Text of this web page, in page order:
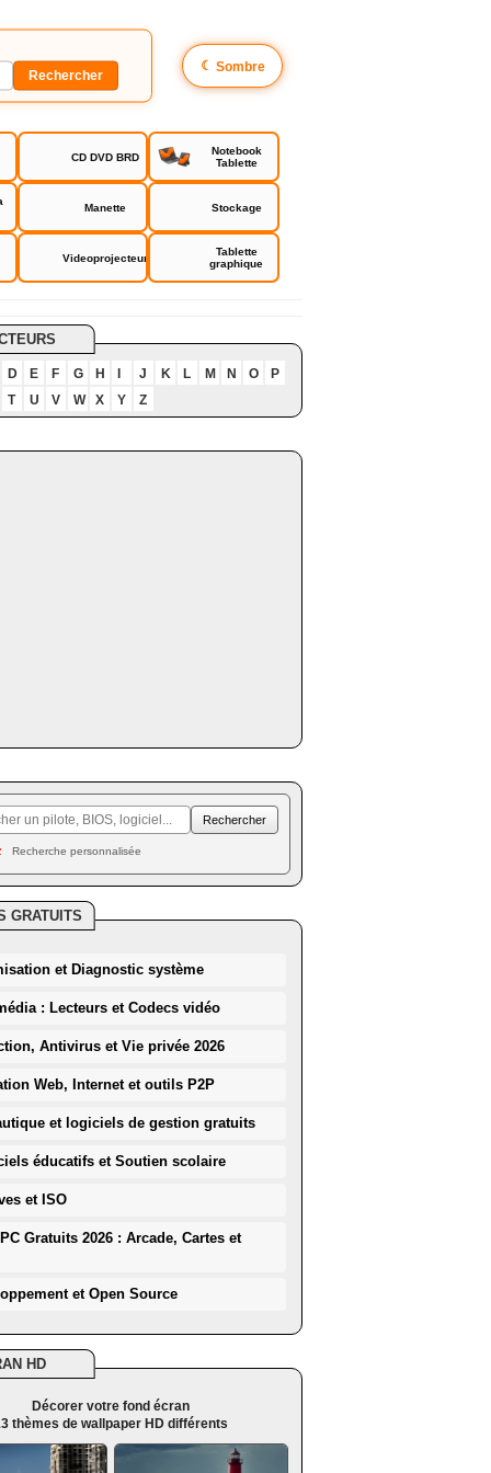
☾ Sombre
CD DVD BRD
Notebook
Tablette
Manette Stockage
Videoprojecteur
Tablette
graphique
D E F G H J K L M N O
P
T
U V W X Y Z
Recherche personnalisée
GRATUITS
et Diagnostic système
: Lecteurs et Codecs vidéo
Antivirus et Vie privée 2026
Web, Internet et outils P2P
et logiciels de gestion gratuits
éducatifs et Soutien scolaire
et ISO
Gratuits 2026 : Arcade, Cartes et
et Open Source
HD
Décorer votre fond écran
thèmes de wallpaper HD différents